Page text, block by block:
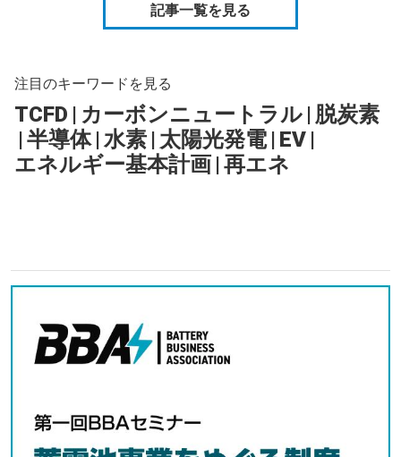
記事一覧を見る
注目のキーワードを見る
TCFD | カーボンニュートラル | 脱炭素
|半導体 |水素 | 太陽光発電 | EV |
エネルギー基本計画 |再エネ